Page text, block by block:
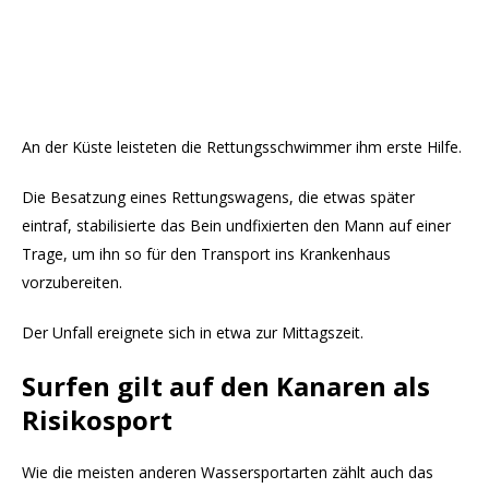
An der Küste leisteten die Rettungsschwimmer ihm erste Hilfe.
Die Besatzung eines Rettungswagens, die etwas später
eintraf, stabilisierte das Bein undfixierten den Mann auf einer
Trage, um ihn so für den Transport ins Krankenhaus
vorzubereiten.
Der Unfall ereignete sich in etwa zur Mittagszeit.
Surfen gilt auf den Kanaren als
Risikosport
Wie die meisten anderen Wassersportarten zählt auch das